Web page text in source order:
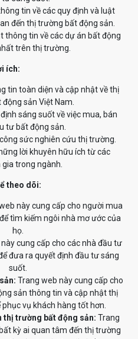
tin về các quy định và luật
đến thị trường bất động sản.
thông tin về các dự án bất động
trên thị trường.
ích:
tin toàn diện và cập nhật về thị
sản Việt Nam.
sáng suốt về việc mua, bán
tư bất động sản.
sức nghiên cứu thị trường.
lời khuyên hữu ích từ các
trong ngành.
theo dõi:
này cung cấp cho người mua
tìm kiếm ngôi nhà mơ ước của
họ.
cung cấp cho các nhà đầu tư
đưa ra quyết định đầu tư sáng
suốt.
Trang web này cung cấp cho
sản thông tin và cập nhật thị
vụ khách hàng tốt hơn.
thị trường bất động sản: Trang
kỳ ai quan tâm đến thị trường